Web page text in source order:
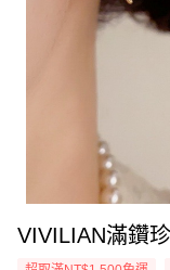
VIVILIAN滿鑽